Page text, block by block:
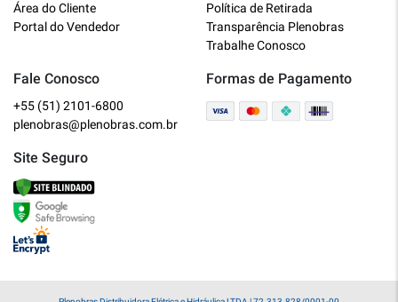
Área do Cliente
Portal do Vendedor
Política de Retirada
Transparência Plenobras
Trabalhe Conosco
Fale Conosco
+55 (51) 2101-6800
plenobras@plenobras.com.br
Formas de Pagamento
Site Seguro
Bem vindo a Plenobras! Aqui você
encontra toda a linha de materiais
O que você deseja?